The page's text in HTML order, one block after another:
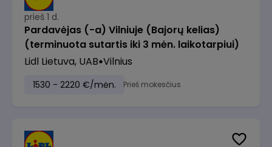
prieš 1 d.
Pardavėjas (-a) Vilniuje (Bajorų kelias)
(terminuota sutartis iki 3 mėn. laikotarpiui)
Lidl Lietuva, UAB Vilnius
1530 - 2220 €/mėn. Prieš mokesčius